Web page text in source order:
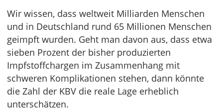
Wir wissen, dass weltweit Milliarden Menschen
und in Deutschland rund 65 Millionen Menschen
geimpft wurden. Geht man davon aus, dass etwa
sieben Prozent der bisher produzierten
Impfstoffchargen im Zusammenhang mit
schweren Komplikationen stehen, dann könnte
die Zahl der KBV die reale Lage erheblich
unterschätzen.